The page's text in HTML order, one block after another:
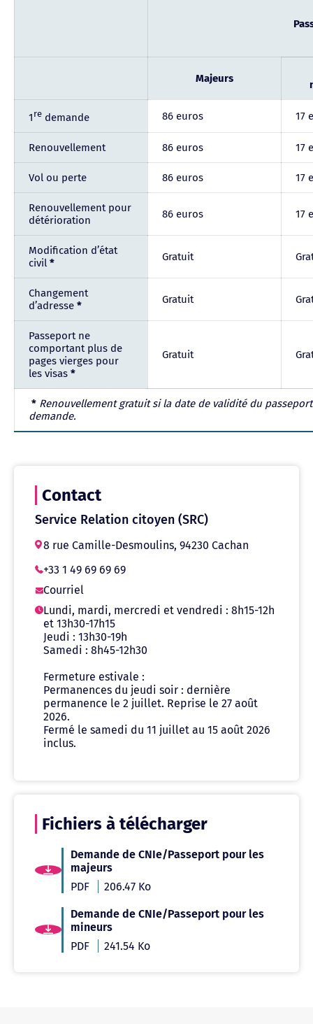
Majeurs
1 re demande 86 euros 17
Renouvellement 86 euros 17
Vol ou perte 86 euros 17
Renouvellement pour
détérioration
86 euros 17
Modification d’état
civil * Gratuit
Changement
d’adresse * Gratuit
Passeport ne
comportant plus de
pages vierges pour
les visas *
Gratuit
* Renouvellement gratuit si la date de validité du
demande.
Contact
Service Relation citoyen (SRC)
8 rue Camille-Desmoulins, 94230 Cachan
+33 1 49 69 69 69
Courriel
Lundi, mardi, mercredi et vendredi : 8h15-12h
et 13h30-17h15
Jeudi : 13h30-19h
Samedi : 8h45-12h30
Fermeture estivale :
Permanences du jeudi soir : dernière
permanence le 2 juillet. Reprise le 27 août
2026.
Fermé le samedi du 11 juillet au 15 août 2026
inclus.
Fichiers à télécharger
Demande de CNIe/Passeport pour les
majeurs
PDF
206.47 Ko
Demande de CNIe/Passeport pour les
mineurs
PDF
241.54 Ko